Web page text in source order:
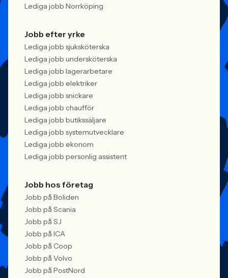
Lediga jobb Norrköping
Jobb efter yrke
Lediga jobb sjuksköterska
Lediga jobb undersköterska
Lediga jobb lagerarbetare
Lediga jobb elektriker
Lediga jobb snickare
Lediga jobb chaufför
Lediga jobb butikssäljare
Lediga jobb systemutvecklare
Lediga jobb ekonom
Lediga jobb personlig assistent
Jobb hos företag
Jobb på Boliden
Jobb på Scania
Jobb på SJ
Jobb på ICA
Jobb på Coop
Jobb på Volvo
Jobb på PostNord